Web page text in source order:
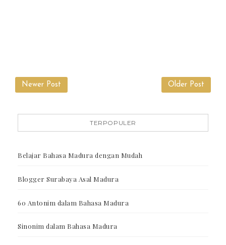
Newer Post Older Post
TERPOPULER
Belajar Bahasa Madura dengan Mudah
Blogger Surabaya Asal Madura
60 Antonim dalam Bahasa Madura
Sinonim dalam Bahasa Madura